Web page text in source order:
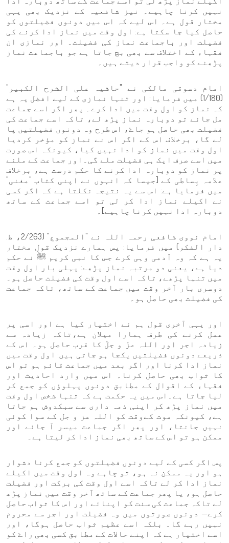
نہیں کرنا چاہیے۔ نیز شافعیہ کے نزدیک بھی یہی
مختار قول ہے۔ اس لیے کہ اس میں دونوں فضیلتوں کو
حاصل کیا جا سکتا ہے: اول وقت میں نماز ادا کرنے کی
فضیلت اور باجماعت نماز کی فضیلت۔ اور نمازی ان
فقہاء کے اختلاف سے بھی بچ جاتا ہے جو باجماعت نماز
پڑھنے کو واجب قرار دیتے ہیں۔
امام دسوقی مالکی نے "حاشیہ علی الشرح الکبیر"
(1/180) میں فرمایا: اور تنہا نمازی کے لیے افضل یہ ہے
کہ نماز کو اول وقت میں ادا کرے۔ پھر اگر اسے جماعت
مل جائے تو دوبارہ نماز پڑھ لے، تاکہ اسے جماعت کی
فضیلت بھی حاصل ہو جاۓ، اس طرح وہ دونوں فضیلتیں پا
لے گا، برخلاف اس کے اگر اس نے نماز کو مؤخر کردیا
اول وقت میں نماز کو ادا نہیں کیا، کیونکہ اس صورت
میں اسے صرف ایک ہی فضیلت ملے گی۔اور جماعت کے ملنے
پر نماز کو دوبارہ ادا کرنے کا حکم درست ہے، برخلاف
علامہ بِساطی کے [جیسا کہ انہوں نے اپنی کتاب "مغنی"
میں فرمایا ہے: اس سے یہ نتیجہ نکلتا ہے کہ اگر کسی
نے اکیلے نماز ادا کر لی تو اسے جماعت کے ساتھ
دوبارہ ادا نہیں کرنا چاہیے]۔
امام نووی شافعی رحمہ اللہ نے "المجموع" (2/263، ط.
دار الفكر) میں فرمایا: پس ہمارے نزدیک قولِ مختار
یہ ہے کہ وہ آدمی وہی کرے جس کا نبی کریم ﷺ نے حکم
دیا ہے، یعنی دو مرتبہ نماز پڑھے: پہلی بار اول وقت
میں تنہا پڑھے، تاکہ اسے اول وقت کی فضیلت حاصل ہو۔
دوسری بار آخر وقت میں جماعت کے ساتھ، تاکہ جماعت
کی فضیلت بھی حاصل ہو۔
اور یہی آخری قول ہم نے اختیار کیا ہے اور اسی پر
عمل کرنے کی طرف ہمارا میلان ہے،تاکہ زیادہ سے
زیادہ اجر اور اللہ عزّ و جلّ کا قرب حاصل ہو۔ اس کے
ذریعے دونوں فضیلتیں یکجا ہو جاتی ہیں: اول وقت میں
نماز ادا کرنا اور اگر بعد میں جماعت قائم ہو تو اس
کا ثواب بھی حاصل کرنا۔ اس میں وارد احادیث اور
فقہاء کے اقوال کے مطابق دونوں پہلوؤں کو جمع کر
لیا جاتا ہے۔اس میں یہ حکمت ہے کہ تنہا شخص اول وقت
میں نماز پڑھ کر اپنی ذمہ داری سے سبکدوش ہو جاتا
ہے، کیونکہ موت کےوقت کو اللہ عز و جل کے سوا کوئی
نہیں جانتا، اور پھر اگر جماعت میسر آ جائے اور
ممکن ہو تو اس کے ساتھ بھی نماز ادا کر لیتا ہے۔
پس اگر کسی کے لیے دونوں فضیلتوں کو جمع کرنا دشوار
ہو اور یہ ممکن نہ ہو، تو چاہے وہ اول وقت میں اکیلے
نماز ادا کر لے تاکہ اسے اول وقت کی برکت اور فضیلت
حاصل ہو، یا پھر جماعت کے ساتھ آخر وقت میں نماز پڑھ
لے تاکہ جماعت کی سنت کو اپنائے اور اس کا ثواب حاصل
کرے— دونوں صورتوں میں وہ فضیلت اور اجر سے محروم
نہیں رہے گا۔ بلکہ اسے عظیم ثواب حاصل ہوگا، اور
اسے اختیار ہے کہ اپنے حالات کے مطابق کسی بھی راۓ کو